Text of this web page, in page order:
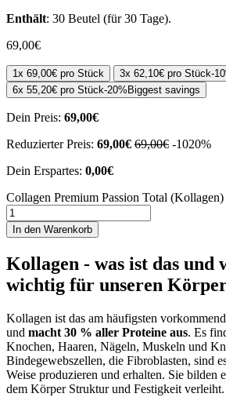
Enthält: 30 Beutel (für 30 Tage).
69,00€
1x 69,00€ pro Stück 3x 62,10€ pro Stück-
6x 55,20€ pro Stück-20% Biggest savings
Dein Preis: 69,00€
Reduzierter Preis: 69,00€ 69,00€ -1020%
Dein Erspartes: 0,00€
Collagen Premium Passion Total
In den Warenkorb
Kollagen - was ist das und
wichtig für unseren
Kollagen ist das am häufigsten
und macht 30 % aller Proteine aus. Es
Knochen, Haaren, Nägeln, Muskeln und
Bindegewebszellen, die Fibroblasten, sind
Weise produzieren und erhalten. Sie bilden
dem Körper Struktur und Festigkeit verleiht.